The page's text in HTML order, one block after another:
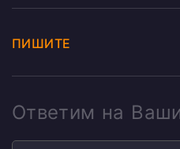
ПИШИТЕ
Ответим на